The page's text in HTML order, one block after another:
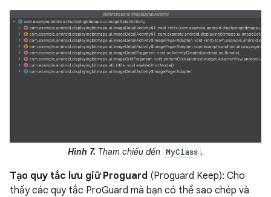
Hình 7. Tham chiếu đến MyClass .
Tạo quy tắc lưu giữ Proguard (Proguard Keep): Cho
thấy các quy tắc ProGuard mà bạn có thể sao chép và